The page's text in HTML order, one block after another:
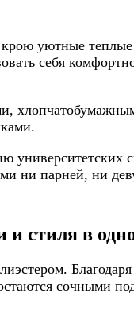
уютные
себя
университетских
ни парней, ни
и стиля в
сочными